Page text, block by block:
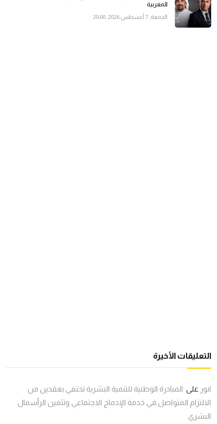
المغربية
الجمعة, 7 أغسطس 2026, 20:00
التعليقات الأخيرة
انور على المبادرة الوطنية للتنمية البشرية تحتفي بعقدين من
الالتزام المتواصل في خدمة الإدماج الاجتماعي وتثمين الرأسمال
البشري